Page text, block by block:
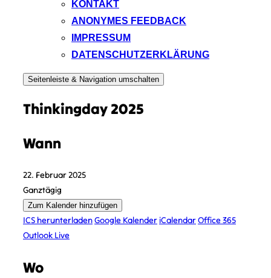
KONTAKT
ANONYMES FEEDBACK
IMPRESSUM
DATENSCHUTZERKLÄRUNG
Seitenleiste & Navigation umschalten
Thinkingday 2025
Wann
22. Februar 2025
Ganztägig
Zum Kalender hinzufügen
ICS herunterladenGoogle Kalender iCalendarOffice 365
Outlook Live
Wo